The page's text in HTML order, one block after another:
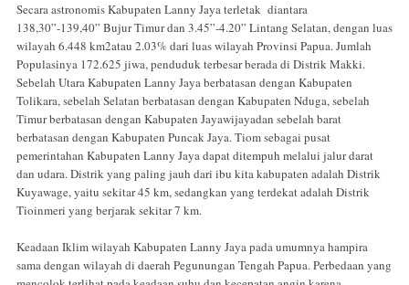
Secara astronomis Kabupaten Lanny Jaya terletak diantara
138,30”-139,40” Bujur Timur dan 3.45”-4.20” Lintang Selatan, dengan luas
wilayah 6.448 km2atau 2.03% dari luas wilayah Provinsi Papua. Jumlah
Populasinya 172.625 jiwa, penduduk terbesar berada di Distrik Makki.
Sebelah Utara Kabupaten Lanny Jaya berbatasan dengan Kabupaten
Tolikara, sebelah Selatan berbatasan dengan Kabupaten Nduga, sebelah
Timur berbatasan dengan Kabupaten Jayawijayadan sebelah barat
berbatasan dengan Kabupaten Puncak Jaya. Tiom sebagai pusat
pemerintahan Kabupaten Lanny Jaya dapat ditempuh melalui jalur darat
dan udara. Distrik yang paling jauh dari ibu kita kabupaten adalah Distrik
Kuyawage, yaitu sekitar 45 km, sedangkan yang terdekat adalah Distrik
Tioinmeri yang berjarak sekitar 7 km.
Keadaan Iklim wilayah Kabupaten Lanny Jaya pada umumnya hampira
sama dengan wilayah di daerah Pegunungan Tengah Papua. Perbedaan yang